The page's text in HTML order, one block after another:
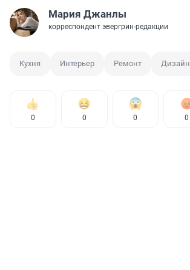
Мария Джанлы
корреспондент эвергрин-редакции
Кухня Интерьер Ремонт Дизайн
0 0 0 0